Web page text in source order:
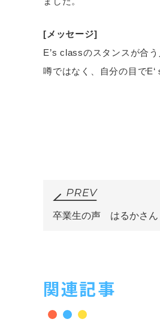
[メッセージ]
E’s classのスタンスが合
噂ではなく、自分の目で
卒業生の声 はるかさん
関連記事